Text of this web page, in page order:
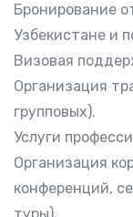
Бронирование
Узбекистане и
Визовая
Организация
групповых).
Услуги
Организация
конференций,